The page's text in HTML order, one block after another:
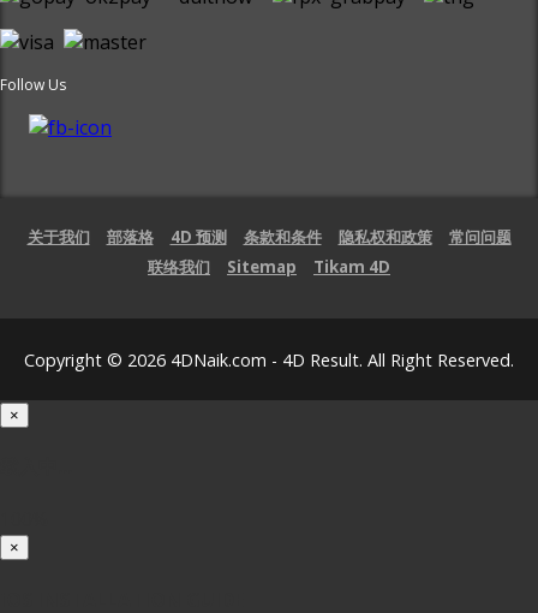
Follow Us
关于我们 部落格 4D 预测 条款和条件 隐私权和政策
常问问题
联络我们
Sitemap Tikam 4D
Copyright © 2026 4DNaik.com - 4D Result. All Right Reserved.
×
×